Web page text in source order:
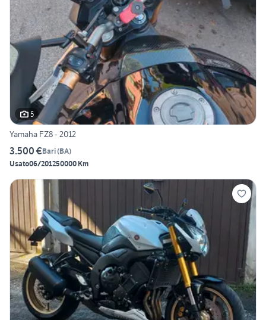
5
Yamaha FZ8 - 2012
3.500 €Bari(BA)
Usato06/201250000 Km